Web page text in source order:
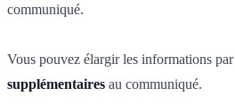
communiqué.
Vous pouvez élargir les informations
supplémentaires au communiqué.